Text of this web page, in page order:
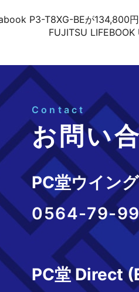
P3-T8XG-BEが134,800
FUJITSU
Contact
お問い
PC堂ウイン
0564-79-
PC堂 Direct